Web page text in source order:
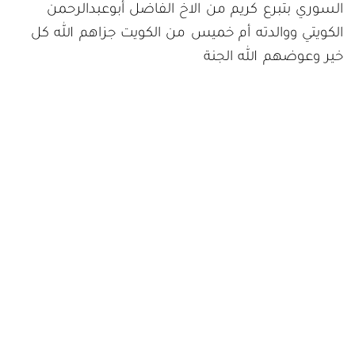
السوري بتبرع كريم من الاخ الفاضل ‫أبوعبدالرحمن
الكويتي ووالدته أم خميس من ‫الكويت جزاهم الله كل
خير وعوضهم الله الجنة